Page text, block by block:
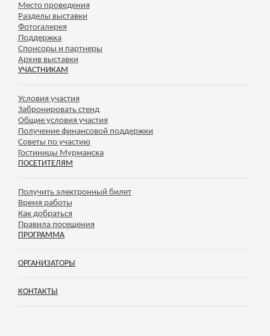
Место проведения
Разделы выставки
Фотогалерея
Поддержка
Спонсоры и партнеры
Архив выставки
УЧАСТНИКАМ
Условия участия
Забронировать стенд
Общие условия участия
Получение финансовой поддержки
Советы по участию
Гостиницы Мурманска
ПОСЕТИТЕЛЯМ
Получить электронный билет
Время работы
Как добраться
Правила посещения
ПРОГРАММА
ОРГАНИЗАТОРЫ
КОНТАКТЫ